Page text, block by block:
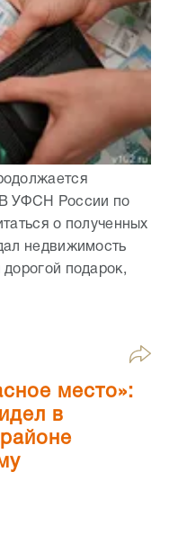
УФСН России по
о полученных
недвижимость
подарок,
место»:
в